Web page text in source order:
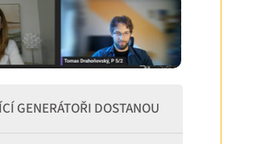
GENERÁTOŘI DOSTANOU